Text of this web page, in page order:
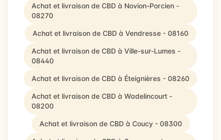
Achat et livraison de CBD à Novion-Porcien -
08270
Achat et livraison de CBD à Vendresse - 08160
Achat et livraison de CBD à Ville-sur-Lumes -
08440
Achat et livraison de CBD à Éteignières - 08260
Achat et livraison de CBD à Wadelincourt -
08200
Achat et livraison de CBD à Coucy - 08300